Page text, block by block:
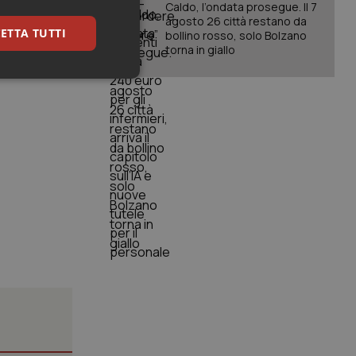
Caldo, l’ondata prosegue. Il 7
agosto 26 città restano da
bollino rosso, solo Bolzano
torna in giallo
TUTTI